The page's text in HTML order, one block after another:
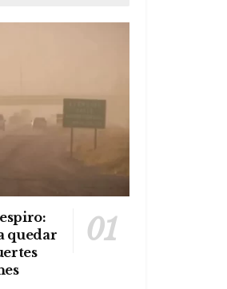
quedar